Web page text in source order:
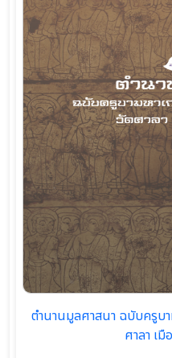
ตำนานมูลศาสนา ฉบับครูบ
ศาลา เ